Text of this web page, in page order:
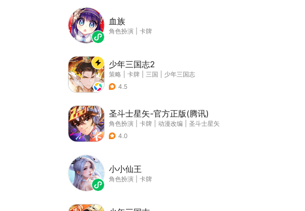
血族
角色扮演 卡牌
少年三国志2
策略 卡牌 三国
少年三国志
4.5
圣斗士星矢-官方正版(腾讯)
角色扮演 卡牌 动漫改编
圣斗士星矢
4.0
小小仙王
角色扮演 卡牌